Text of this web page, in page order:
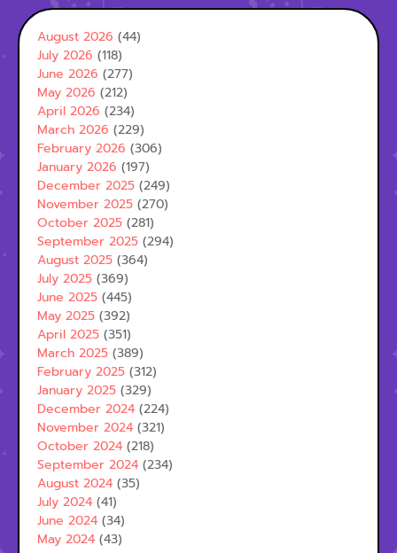
August 2026 (44)
July 2026 (118)
June 2026 (277)
May 2026 (212)
April 2026 (234)
March 2026 (229)
February 2026 (306)
January 2026 (197)
December 2025 (249)
November 2025 (270)
October 2025 (281)
September 2025 (294)
August 2025 (364)
July 2025 (369)
June 2025 (445)
May 2025 (392)
April 2025 (351)
March 2025 (389)
February 2025 (312)
January 2025 (329)
December 2024 (224)
November 2024 (321)
October 2024 (218)
September 2024 (234)
August 2024 (35)
July 2024 (41)
June 2024 (34)
May 2024 (43)